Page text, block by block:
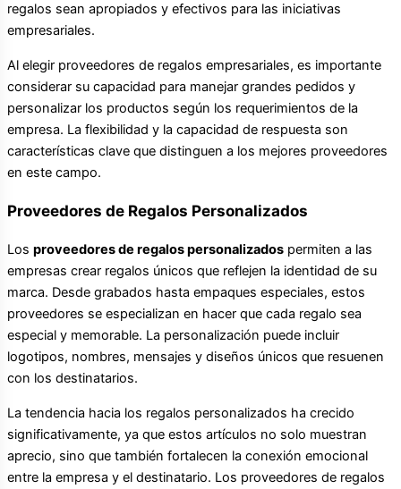
regalos sean apropiados y efectivos para las iniciativas
empresariales.
Al elegir proveedores de regalos empresariales, es importante
considerar su capacidad para manejar grandes pedidos y
personalizar los productos según los requerimientos de la
empresa. La flexibilidad y la capacidad de respuesta son
características clave que distinguen a los mejores proveedores
en este campo.
Proveedores de Regalos Personalizados
Los proveedores de regalos personalizados permiten a las
empresas crear regalos únicos que reflejen la identidad de su
marca. Desde grabados hasta empaques especiales, estos
proveedores se especializan en hacer que cada regalo sea
especial y memorable. La personalización puede incluir
logotipos, nombres, mensajes y diseños únicos que resuenen
con los destinatarios.
La tendencia hacia los regalos personalizados ha crecido
significativamente, ya que estos artículos no solo muestran
aprecio, sino que también fortalecen la conexión emocional
entre la empresa y el destinatario. Los proveedores de regalos